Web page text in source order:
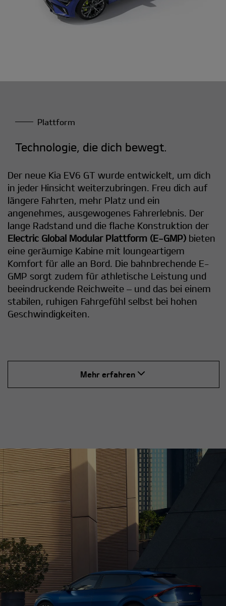
Plattform
Technologie, die dich bewegt.
Der neue Kia EV6 GT wurde entwickelt, um dich
in jeder Hinsicht weiterzubringen. Freu dich auf
längere Fahrten, mehr Platz und ein
angenehmes, ausgewogenes Fahrerlebnis. Der
lange Radstand und die flache Konstruktion der
Electric Global Modular Plattform (E-GMP) bieten
eine geräumige Kabine mit loungeartigem
Komfort für alle an Bord. Die bahnbrechende E-
GMP sorgt zudem für athletische Leistung und
beeindruckende Reichweite – und das bei einem
stabilen, ruhigen Fahrgefühl selbst bei hohen
Geschwindigkeiten.
Mehr erfahren